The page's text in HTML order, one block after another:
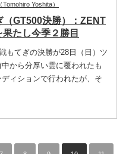
Yoshita）
（GT500決勝）：ZENT
たし今季２勝目
もてぎの決勝が28日（日）ツ
から分厚い雲に覆われたも
ィションで行われたが、そ